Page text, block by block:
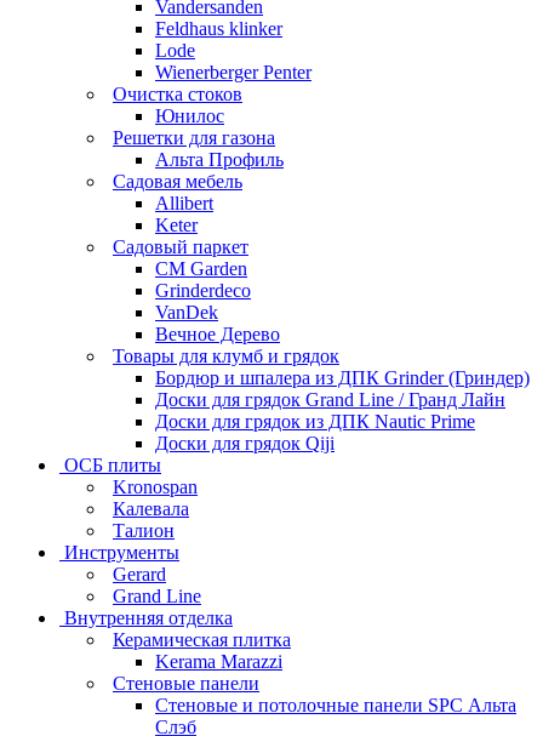
Vandersanden
Feldhaus klinker
Lode
Wienerberger Penter
Очистка стоков
Юнилос
Решетки для газона
Альта Профиль
Садовая мебель
Allibert
Keter
Садовый паркет
CM Garden
Grinderdeco
VanDek
Вечное Дерево
Товары для клумб и грядок
Бордюр и шпалера из ДПК Grinder (Гриндер)
Доски для грядок Grand Line / Гранд Лайн
Доски для грядок из ДПК Nautic Prime
Доски для грядок Qiji
ОСБ плиты
Kronospan
Калевала
Талион
Инструменты
Gerard
Grand Line
Внутренняя отделка
Керамическая плитка
Kerama Marazzi
Стеновые панели
Стеновые и потолочные панели SPC Альта
Слэб